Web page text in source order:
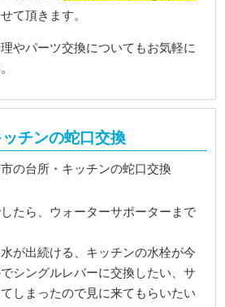
て頂きます。
やパーツ交換についてもお気軽に
チンの蛇口交換
たら、ウォーターサポーターまで
が出続ける、キッチンの水栓が今
シングルレバーに交換したい、サ
しまったので見に来てもらいたい